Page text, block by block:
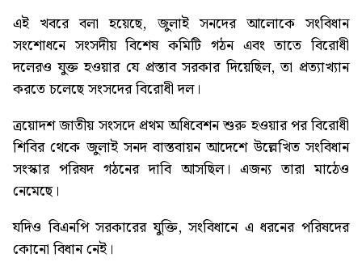
এই খবরে বলা হয়েছে, জুলাই সনদের আলোকে সংবিধান
সংশোধনে সংসদীয় বিশেষ কমিটি গঠন এবং তাতে বিরোধী
দলেরও যুক্ত হওয়ার যে প্রস্তাব সরকার দিয়েছিল, তা প্রত্যাখ্যান
করতে চলেছে সংসদের বিরোধী দল।
ত্রয়োদশ জাতীয় সংসদে প্রথম অধিবেশন শুরু হওয়ার পর বিরোধী
শিবির থেকে জুলাই সনদ বাস্তবায়ন আদেশে উল্লেখিত সংবিধান
সংস্কার পরিষদ গঠনের দাবি আসছিল। এজন্য তারা মাঠেও
নেমেছে।
যদিও বিএনপি সরকারের যুক্তি, সংবিধানে এ ধরনের পরিষদের
কোনো বিধান নেই।